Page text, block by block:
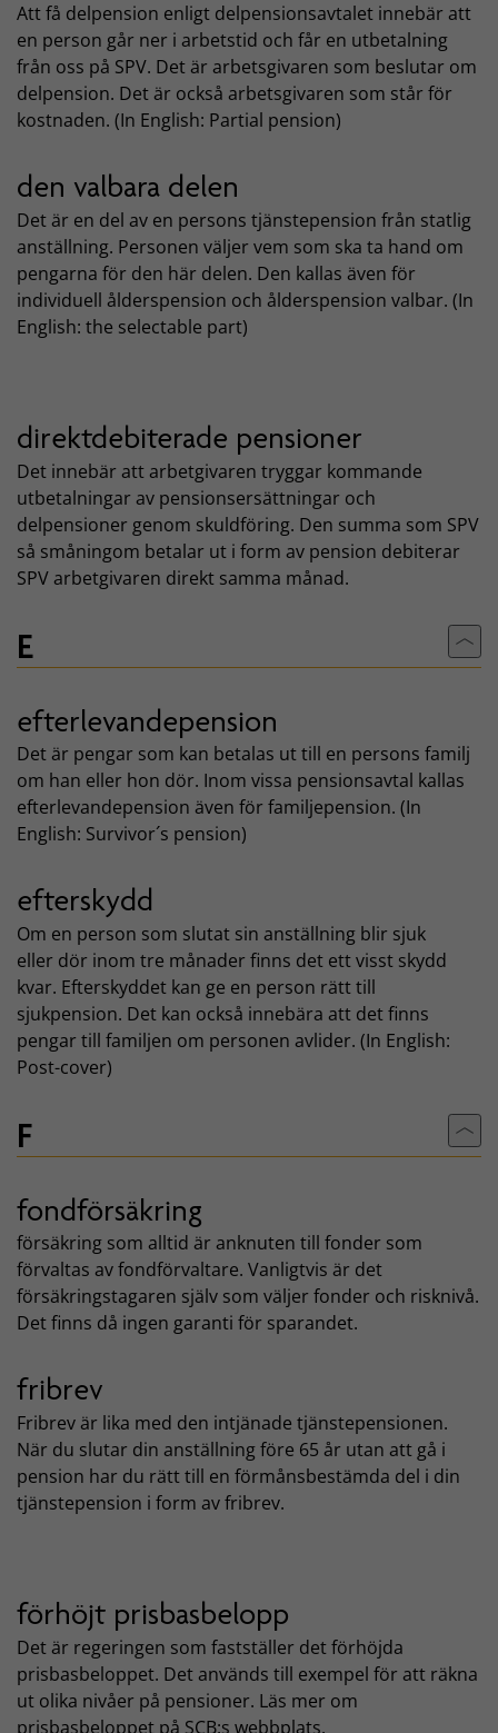
Att få delpension enligt delpensionsavtalet innebär att
en person går ner i arbetstid och får en utbetalning
från oss på SPV. Det är arbetsgivaren som beslutar om
delpension. Det är också arbetsgivaren som står för
kostnaden. (In English: Partial pension)
den valbara delen
Det är en del av en persons tjänstepension från statlig
anställning. Personen väljer vem som ska ta hand om
pengarna för den här delen. Den kallas även för
individuell ålderspension och ålderspension valbar. (In
English: the selectable part)
direktdebiterade pensioner
Det innebär att arbetgivaren tryggar kommande
utbetalningar av pensionsersättningar och
delpensioner genom skuldföring. Den summa som SPV
så småningom betalar ut i form av pension debiterar
SPV arbetgivaren direkt samma månad.
E Till
efterlevandepension
Det är pengar som kan betalas ut till en persons familj
om han eller hon dör. Inom vissa pensionsavtal kallas
efterlevandepension även för familjepension. (In
English: Survivor´s pension)
efterskydd
Om en person som slutat sin anställning blir sjuk
eller dör inom tre månader finns det ett visst skydd
kvar. Efterskyddet kan ge en person rätt till
sjukpension. Det kan också innebära att det finns
pengar till familjen om personen avlider. (In English:
Post-cover)
F Till
fondförsäkring
försäkring som alltid är anknuten till fonder som
förvaltas av fondförvaltare. Vanligtvis är det
försäkringstagaren själv som väljer fonder och risknivå.
Det finns då ingen garanti för sparandet.
fribrev
Fribrev är lika med den intjänade tjänstepensionen.
När du slutar din anställning före 65 år utan att gå i
pension har du rätt till en förmånsbestämda del i din
tjänstepension i form av fribrev.
förhöjt prisbasbelopp
Det är regeringen som fastställer det förhöjda
prisbasbeloppet. Det används till exempel för att räkna
ut olika nivåer på pensioner. Läs mer om
prisbasbeloppet på SCB:s webbplats.